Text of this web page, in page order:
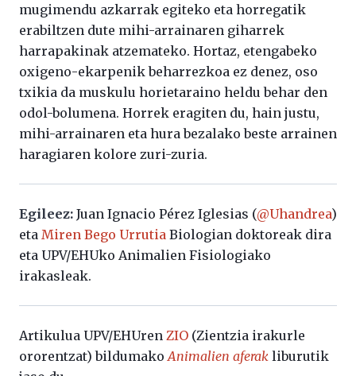
mugimendu azkarrak egiteko eta horregatik
erabiltzen dute mihi-arrainaren giharrek
harrapakinak atzemateko. Hortaz, etengabeko
oxigeno-ekarpenik beharrezkoa ez denez, oso
txikia da muskulu horietaraino heldu behar den
odol-bolumena. Horrek eragiten du, hain justu,
mihi-arrainaren eta hura bezalako beste arrainen
haragiaren kolore zuri-zuria.
Egileez: Juan Ignacio Pérez Iglesias (@Uhandrea)
eta Miren Bego Urrutia Biologian doktoreak dira
eta UPV/EHUko Animalien Fisiologiako
irakasleak.
Artikulua UPV/EHUren ZIO (Zientzia irakurle
ororentzat) bildumako Animalien aferak liburutik